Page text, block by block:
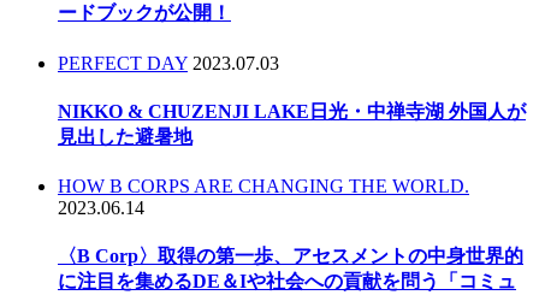
ードブックが公開！
PERFECT DAY 2023.07.03
NIKKO & CHUZENJI LAKE日光・中禅寺湖 外国人が
見出した避暑地
HOW B CORPS ARE CHANGING THE WORLD.
2023.06.14
〈B Corp〉取得の第一歩、アセスメントの中身世界的
に注目を集めるDE＆Iや社会への貢献を問う「コミュ